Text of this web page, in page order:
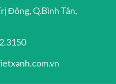
Đông, Q.Bình Tân,